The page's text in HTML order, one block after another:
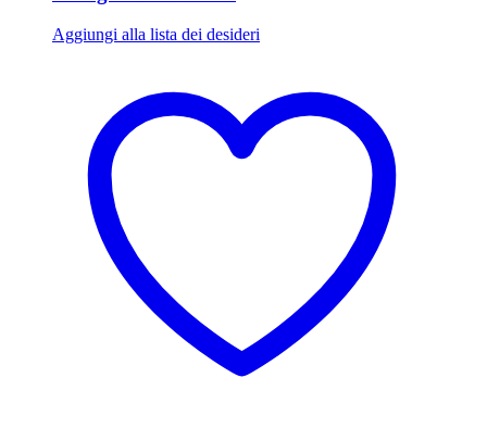
Aggiungi alla lista dei desideri